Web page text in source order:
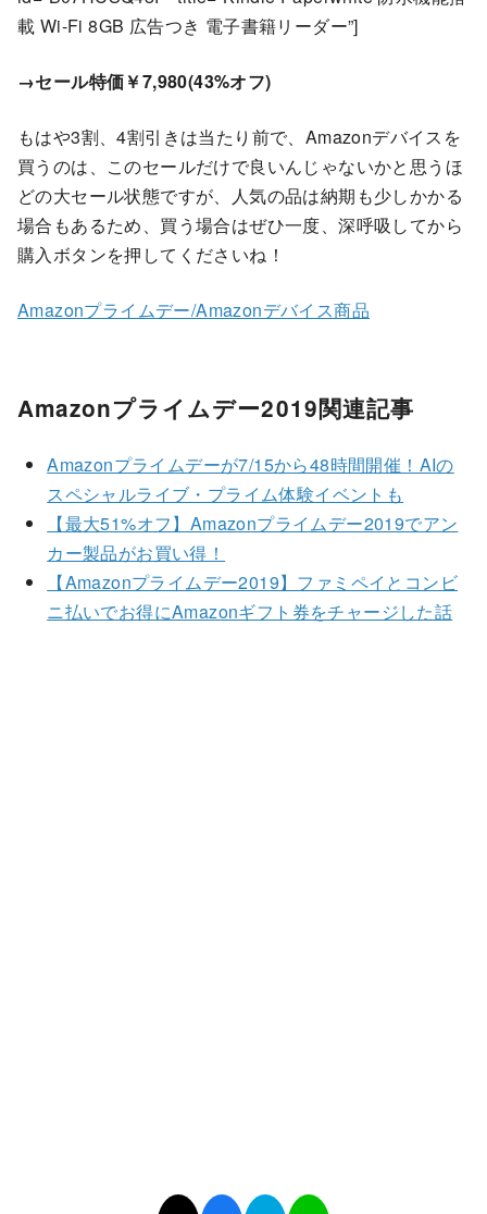
載 Wi-Fi 8GB 広告つき 電子書籍リーダー”]
→セール特価￥7,980(43%オフ)
もはや3割、4割引きは当たり前で、Amazonデバイスを
買うのは、このセールだけで良いんじゃないかと思うほ
どの大セール状態ですが、人気の品は納期も少しかかる
場合もあるため、買う場合はぜひ一度、深呼吸してから
購入ボタンを押してくださいね！
Amazonプライムデー/Amazonデバイス商品
Amazonプライムデー2019関連記事
Amazonプライムデーが7/15から48時間開催！AIの
スペシャルライブ・プライム体験イベントも
【最大51%オフ】Amazonプライムデー2019でアン
カー製品がお買い得！
【Amazonプライムデー2019】ファミペイとコンビ
ニ払いでお得にAmazonギフト券をチャージした話